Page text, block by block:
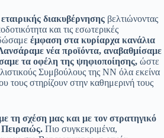
διακυβέρνησης βελτιώνοντας
και τις εσωτερικές
έμφαση στα κυρίαρχα κανάλια
νέα προϊόντα, αναβαθμίσαμε
τα οφέλη της ψηφιοποίησης, ώστε
Συμβούλους της ΝΝ όλα εκείνα
τους στηρίζουν στην καθημερινή τους
τη σχέση μας και με τον στρατηγικό
Πιο συγκεκριμένα,